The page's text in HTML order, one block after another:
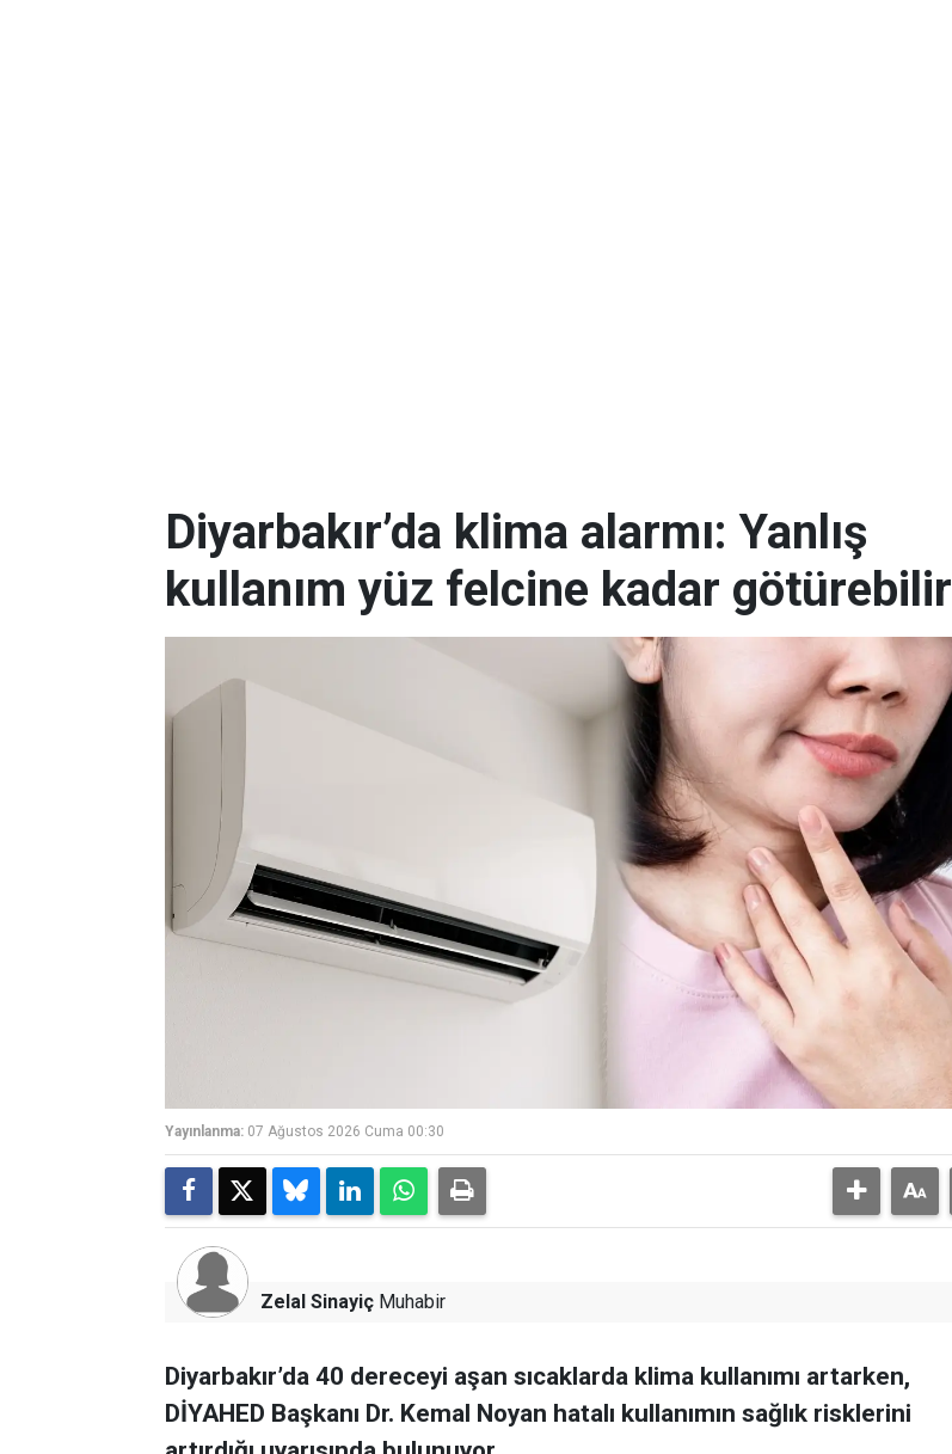
Diyarbakır’da klima alarmı: Yanlış
kullanım yüz felcine kadar götürebilir
Yayınlanma: 07 Ağustos 2026 Cuma 00:30
Zelal Sinayiç Muhabir
Diyarbakır’da 40 dereceyi aşan sıcaklarda klima kullanımı artarken,
DİYAHED Başkanı Dr. Kemal Noyan hatalı kullanımın sağlık risklerini